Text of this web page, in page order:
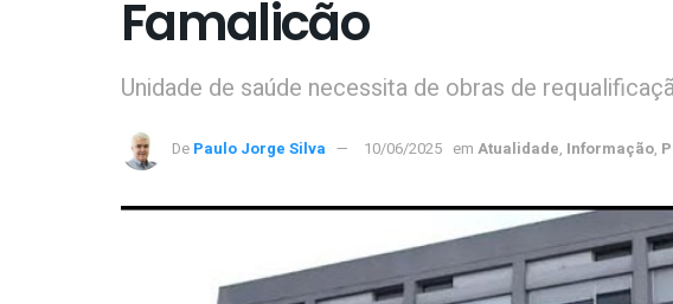
Famalicão
Unidade de saúde necessita de obras de
De Paulo Jorge Silva 10/06/2025 em Atualidade, Informação,